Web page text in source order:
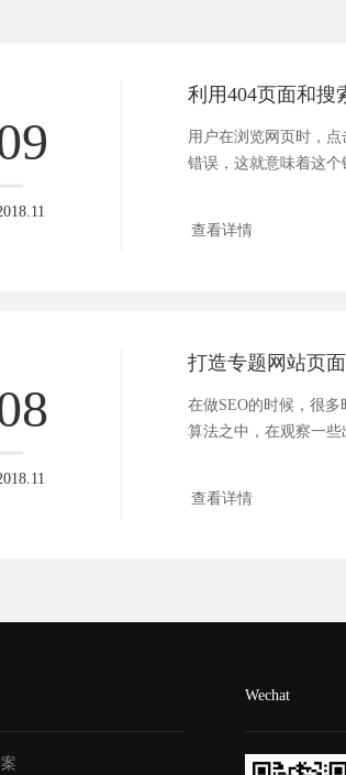
利用404页面和搜
用户在浏览网页时，
错误，这就意味着这
查看详情
在做SEO的时候，很
算法之中，在观察一
查看详情
Wechat